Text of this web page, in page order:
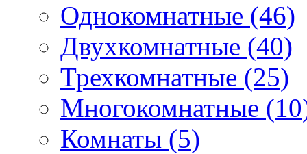
Однокомнатные (46)
Двухкомнатные (40)
Трехкомнатные (25)
Многокомнатные
Комнаты (5)